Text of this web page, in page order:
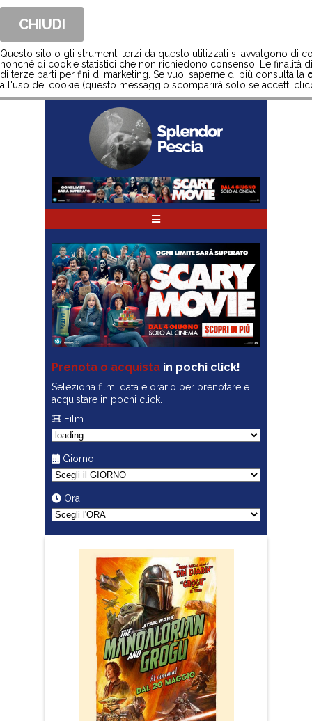
CHIUDI
Questo sito o gli strumenti terzi da questo utilizzati si avvalgono di
nonché di cookie statistici che non richiedono consenso. Le
di terze parti per fini di marketing. Se vuoi saperne di più consulta la
all'uso dei cookie (questo messaggio scomparirà solo se accetti
Prenota o acquista in pochi click!
Seleziona film, data e orario per prenotare e
acquistare in pochi click.
Film
Giorno
Ora